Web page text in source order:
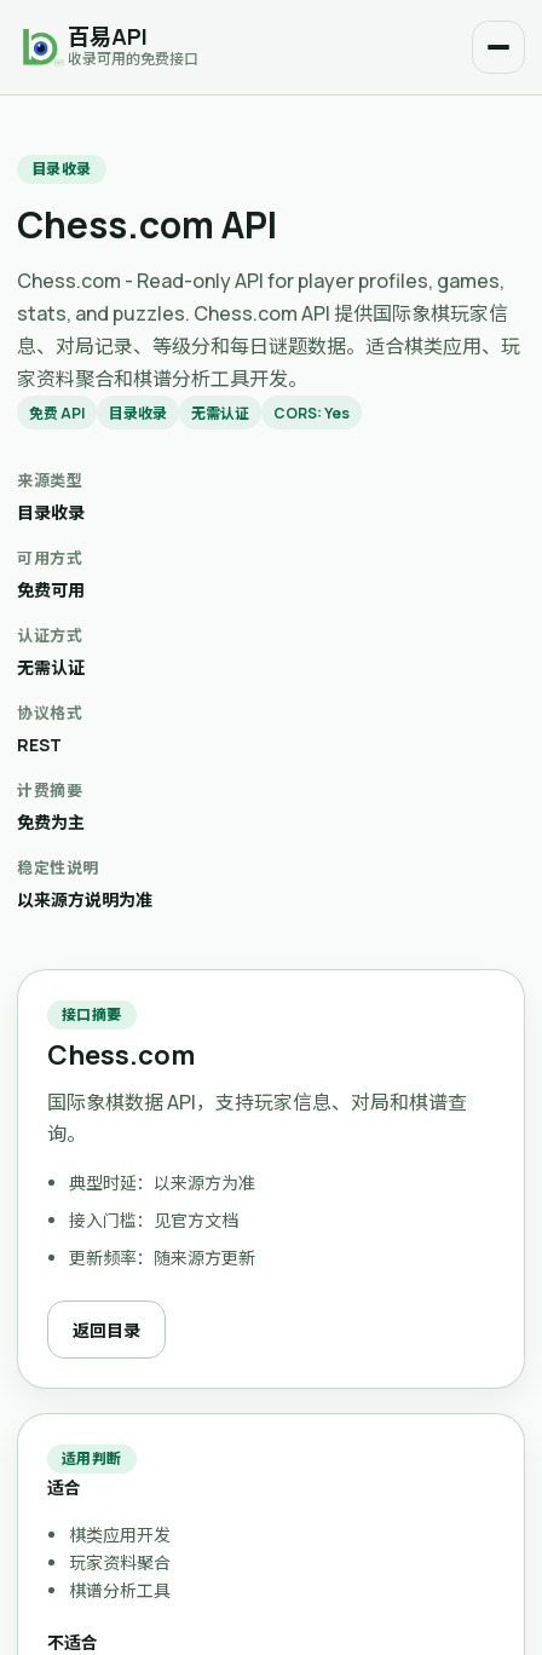
百易API
收录可用的免费接口
目录收录
Chess.com API
Chess.com - Read-only API for player profiles, games,
stats, and puzzles. Chess.com API 提供国际象棋玩家信
息、对局记录、等级分和每日谜题数据。适合棋类应用、玩
家资料聚合和棋谱分析工具开发。
免费 API 目录收录 无需认证 CORS: Yes
来源类型
目录收录
可用方式
免费可用
认证方式
无需认证
协议格式
REST
计费摘要
免费为主
稳定性说明
以来源方说明为准
接口摘要
Chess.com
国际象棋数据 API，支持玩家信息、对局和棋谱查
询。
典型时延：以来源方为准
接入门槛：见官方文档
更新频率：随来源方更新
返回目录
适用判断
适合
棋类应用开发
玩家资料聚合
棋谱分析工具
不适合